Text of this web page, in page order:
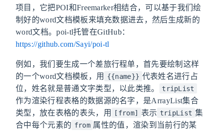
项目，它把POI和Freemarker相结合，可以基于我们绘
制好的word文档模板来填充数据进去，然后生成新的
word文档。poi-tl托管在GitHub：
https://github.com/Sayi/poi-tl
例如，我们要生成一个差旅行程单，首先要绘制这样
的一个word文档模板，用
{{name}} 代表姓名进行占
位，姓名就是普通文字类型，以此类推。
tripList
作为渲染行程表格的数据源的名字，是ArrayList集合
类型，放在表格的表头，用
[from] 表示 tripList 集
合中每个元素的 from 属性的值，渲染到当前行的某